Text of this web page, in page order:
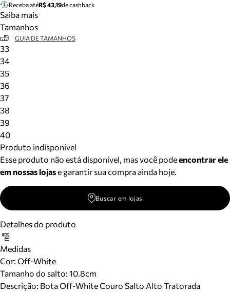
Tire dúvidas sobre pedidos, devoluções e mais.
Meus pedidos
Acompanhe seus pedidos e solicite devoluções.
Receba atéR$ 43,19de cashback
Saiba mais
Tamanhos
GUIA DE TAMANHOS
33
34
35
36
37
38
39
40
Produto indisponível
Esse produto não está disponível, mas você podeencontrar ele
em nossas lojase garantir sua compra ainda hoje.
Buscar em lojas
Detalhes do produto
Medidas
Cor: Off-White
Tamanho do salto: 10.8cm
Descrição: Bota Off-White Couro Salto Alto Tratorada